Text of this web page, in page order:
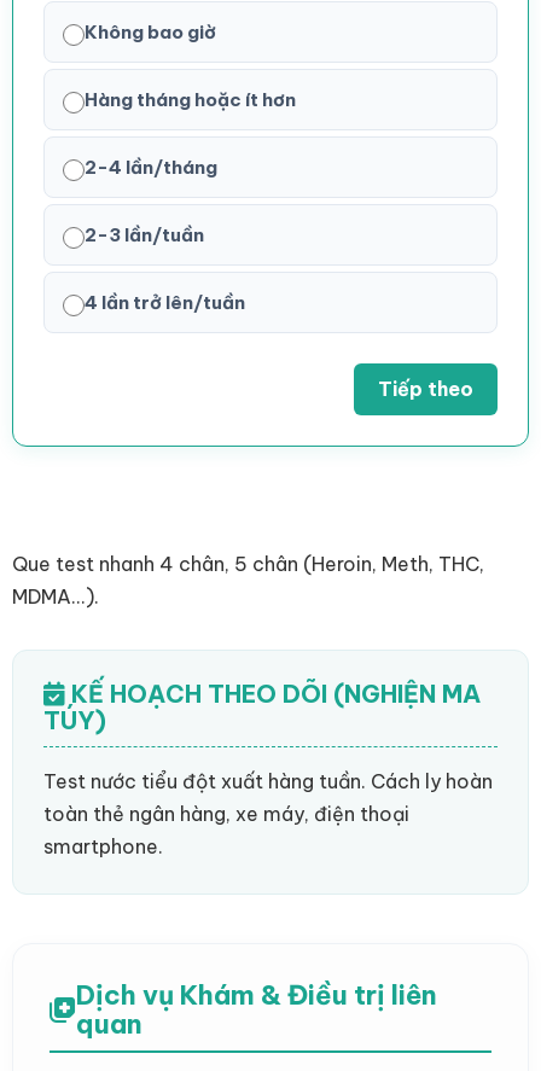
Không bao giờ
Hàng tháng hoặc ít hơn
2-4 lần/tháng
2-3 lần/tuần
4 lần trở lên/tuần
Tiếp theo
Que test nhanh 4 chân, 5 chân (Heroin, Meth, THC,
MDMA...).
KẾ HOẠCH THEO DÕI (NGHIỆN MA
TÚY)
Test nước tiểu đột xuất hàng tuần. Cách ly hoàn
toàn thẻ ngân hàng, xe máy, điện thoại
smartphone.
Dịch vụ Khám & Điều trị liên
quan